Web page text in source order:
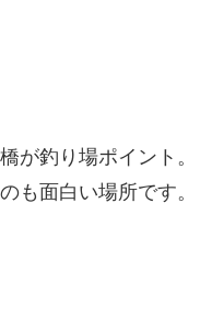
が釣り場ポイント。
も面白い場所です。